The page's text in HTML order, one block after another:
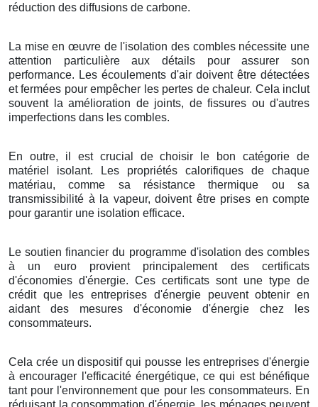
réduction des diffusions de carbone.
La mise en œuvre de l'isolation des combles nécessite une
attention particulière aux détails pour assurer son
performance. Les écoulements d'air doivent être détectées
et fermées pour empêcher les pertes de chaleur. Cela inclut
souvent la amélioration de joints, de fissures ou d'autres
imperfections dans les combles.
En outre, il est crucial de choisir le bon catégorie de
matériel isolant. Les propriétés calorifiques de chaque
matériau, comme sa résistance thermique ou sa
transmissibilité à la vapeur, doivent être prises en compte
pour garantir une isolation efficace.
Le soutien financier du programme d'isolation des combles
à un euro provient principalement des certificats
d'économies d'énergie. Ces certificats sont une type de
crédit que les entreprises d'énergie peuvent obtenir en
aidant des mesures d'économie d'énergie chez les
consommateurs.
Cela crée un dispositif qui pousse les entreprises d'énergie
à encourager l'efficacité énergétique, ce qui est bénéfique
tant pour l'environnement que pour les consommateurs. En
réduisant la consommation d'énergie, les ménages peuvent